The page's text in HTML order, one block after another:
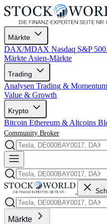
Märkte
DAX/MDAX Nasdaq S&P 500
Märkte Asien-Märkte
Trading
Analysen Trading & Momentum
Value & Growth
Krypto
Bitcoin Ethereum & Altcoins
Community Broker
Märkte